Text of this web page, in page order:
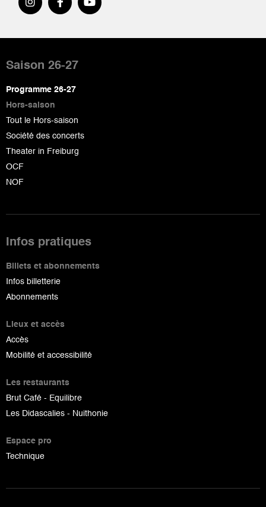
de
page
Saison 26-27
Programme 26-27
Hors-saison
Tout le Hors-saison
Société des concerts
Theater in Freiburg
OCF
NOF
Infos pratiques
Billets et abonnements
Infos billetterie
Abonnements
Lieux et accès
Accès
Mobilité et accessibilité
Les restaurants
Brut Café - Equilibre
Les Didascalies - Nuithonie
Espace pro
Technique